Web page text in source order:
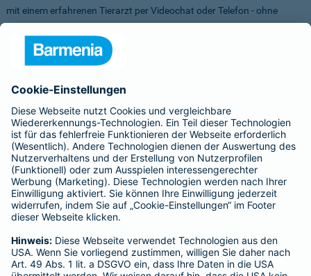
mit einem erfahrenen Tierarzt per Videochat oder Telefon - ohne
Stress für Sie und Ihr Tier.
Um Ihnen die Auswahl der Anbieter zu erleichtern, haben wir vorab
Anbieter verglichen, getestet und Vorteile für Sie vereinbart. Sowohl
bei FirstVet als auch bei Pfotendoctor profitieren Sie von einer
Direktabrechnung. Die Kosten werden also direkt zwischen dem
Anbieter und uns abgerechnet.
Für mehr Infos zu den Anbietern klicken Sie auf die Logos.